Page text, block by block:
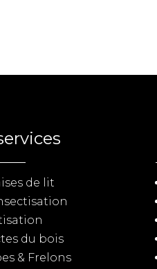
de lit
du bois
& Frelons